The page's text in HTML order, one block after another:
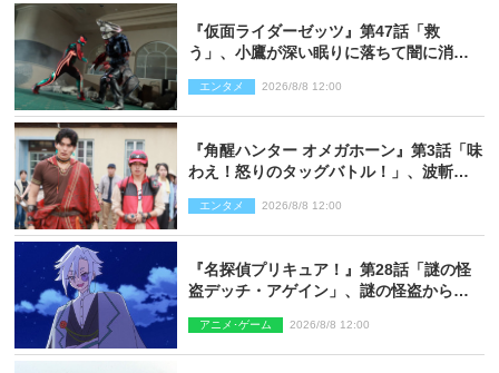
『仮面ライダーゼッツ』第47話「救
う」、小鷹が深い眠りに落ちて闇に消え
エンタメ 2026/8/8 12:00
『角醒ハンター オメガホーン』第3話「味
わえ！怒りのタッグバトル！」、波斬の
エンタメ 2026/8/8 12:00
『名探偵プリキュア！』第28話「謎の怪
盗デッチ・アゲイン」、謎の怪盗から不
アニメ･ゲーム 2026/8/8 12:00